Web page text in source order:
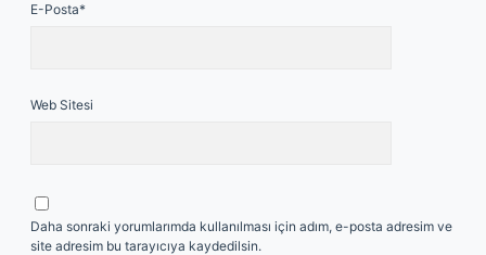
E-Posta*
Web Sitesi
Daha sonraki yorumlarımda kullanılması için adım, e-posta adresim ve
site adresim bu tarayıcıya kaydedilsin.